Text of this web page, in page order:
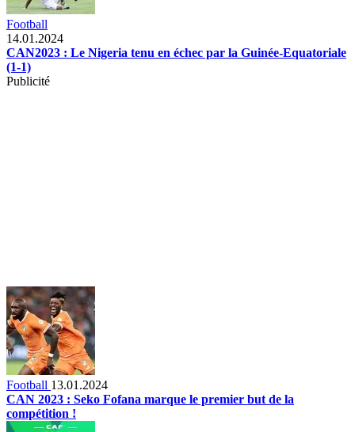
Football
14.01.2024
CAN2023 : Le Nigeria tenu en échec par la Guinée-Equatoriale
(1-1)
Publicité
Football 13.01.2024
CAN 2023 : Seko Fofana marque le premier but de la
compétition !